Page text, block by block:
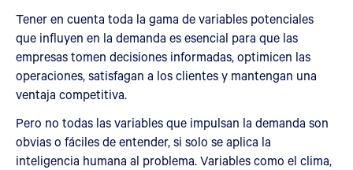
Tener en cuenta toda la gama de variables potenciales
que influyen en la demanda es esencial para que las
empresas tomen decisiones informadas, optimicen las
operaciones, satisfagan a los clientes y mantengan una
ventaja competitiva.
Pero no todas las variables que impulsan la demanda son
obvias o fáciles de entender, si solo se aplica la
inteligencia humana al problema. Variables como el clima,